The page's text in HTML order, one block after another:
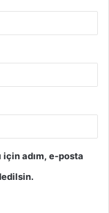
için adım, e-posta